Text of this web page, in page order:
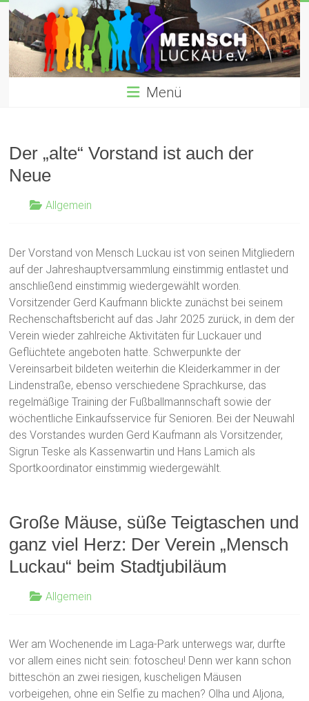
Zum
Inhalt
springen
gemeinnütziger verein für Willkommenskultur für Flüchtlinge
Menü
Der „alte“ Vorstand ist auch der
Neue
Allgemein
Der Vorstand von Mensch Luckau ist von seinen Mitgliedern
auf der Jahreshauptversammlung einstimmig entlastet und
anschließend einstimmig wiedergewählt worden.
Vorsitzender Gerd Kaufmann blickte zunächst bei seinem
Rechenschaftsbericht auf das Jahr 2025 zurück, in dem der
Verein wieder zahlreiche Aktivitäten für Luckauer und
Geflüchtete angeboten hatte. Schwerpunkte der
Vereinsarbeit bildeten weiterhin die Kleiderkammer in der
Lindenstraße, ebenso verschiedene Sprachkurse, das
regelmäßige Training der Fußballmannschaft sowie der
wöchentliche Einkaufsservice für Senioren. Bei der Neuwahl
des Vorstandes wurden Gerd Kaufmann als Vorsitzender,
Sigrun Teske als Kassenwartin und Hans Lamich als
Sportkoordinator einstimmig wiedergewählt.
Große Mäuse, süße Teigtaschen und
ganz viel Herz: Der Verein „Mensch
Luckau“ beim Stadtjubiläum
Allgemein
Wer am Wochenende im Laga-Park unterwegs war, durfte
vor allem eines nicht sein: fotoscheu! Denn wer kann schon
bitteschön an zwei riesigen, kuscheligen Mäusen
vorbeigehen, ohne ein Selfie zu machen? Olha und Aljona,